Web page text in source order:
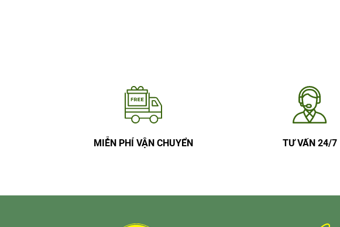
MIỄN PHÍ VẬN CHUYỂN TƯ VẤN 24/7